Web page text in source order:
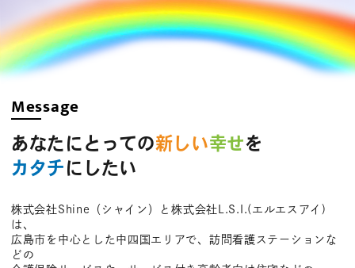
Message
あなたにとっての新しい幸せを
カタチ にしたい
株式会社Shine（シャイン）と株式会社L.S.I.(エルエスアイ)
は、
広島市を中心とした中四国エリアで、訪問看護ステーションな
どの